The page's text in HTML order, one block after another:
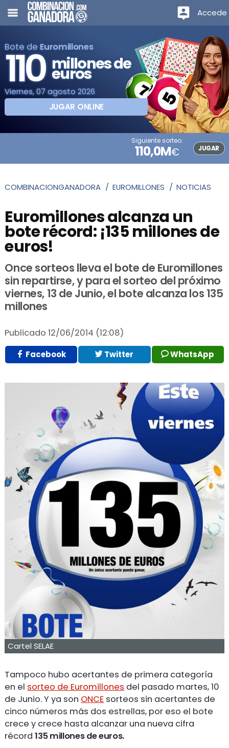
Accede
Bote de Euromillones
110 millones de
euros
Viernes, 07 agosto 2026
JUGAR ONLINE
Siguiente sorteo:
110,0M€ JUGAR
COMBINACIONGANADORA EUROMILLONES NOTICIAS
Euromillones alcanza un
bote récord: ¡135 millones de
euros!
Once sorteos lleva el bote de Euromillones
sin repartirse, y para el sorteo del próximo
viernes, 13 de Junio, el bote alcanza los 135
millones
Publicado 12/06/2014 (12:08)
Facebook Twitter WhatsApp
Cartel SELAE
Tampoco hubo acertantes de primera categoría
en el sorteo de Euromillones del pasado martes, 10
de Junio. Y ya son ONCE sorteos sin acertantes de
cinco números más dos estrellas, por eso el bote
crece y crece hasta alcanzar una nueva cifra
récord135 millones de euros.